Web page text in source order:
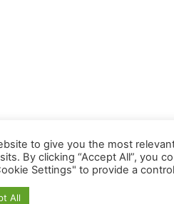
to give you the most
By clicking “Accept All”, you
Settings" to provide a
All